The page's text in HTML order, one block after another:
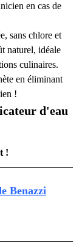
en cas de
sans chlore et
naturel, idéale
culinaires.
en éliminant
!
d'eau
!
Benazzi